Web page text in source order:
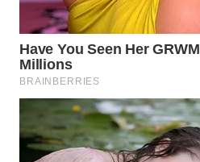
LESUNG
WN
KARO
WN
SIMALUNGUN